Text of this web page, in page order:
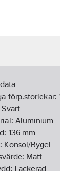
förp.storlekar:
Svart
Aluminium
136mm
Konsol/Bygel
Matt
Lackerad